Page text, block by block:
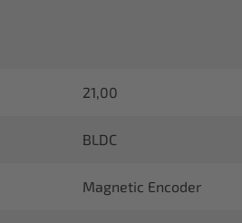
21,00
BLDC
Magnetic Encoder